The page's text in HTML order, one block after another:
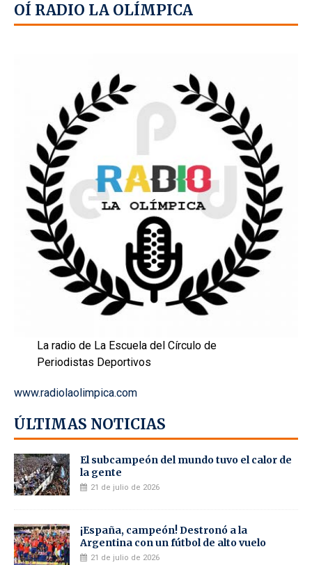
OÍ RADIO LA OLÍMPICA
La radio de La Escuela del Círculo de
Periodistas Deportivos
www.radiolaolimpica.com
ÚLTIMAS NOTICIAS
El subcampeón del mundo tuvo el calor de
la gente
21 de julio de 2026
¡España, campeón! Destronó a la
Argentina con un fútbol de alto vuelo
21 de julio de 2026